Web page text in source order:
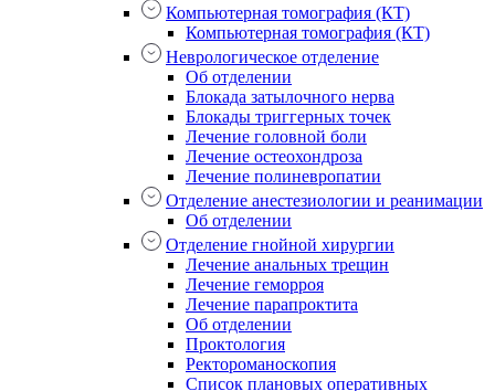
Компьютерная томография (КТ)
Компьютерная томография (КТ)
Неврологическое отделение
Об отделении
Блокада затылочного нерва
Блокады триггерных точек
Лечение головной боли
Лечение остеохондроза
Лечение полиневропатии
Отделение анестезиологии и реанимации
Об отделении
Отделение гнойной хирургии
Лечение анальных трещин
Лечение геморроя
Лечение парапроктита
Об отделении
Проктология
Ректороманоскопия
Список плановых оперативных